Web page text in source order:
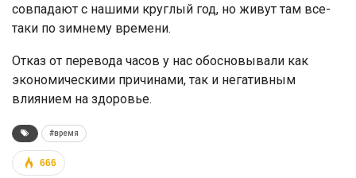
совпадают с нашими круглый год, но живут там все-
таки по зимнему времени.
Отказ от перевода часов у нас обосновывали как
экономическими причинами, так и негативным
влиянием на здоровье.
#время
666